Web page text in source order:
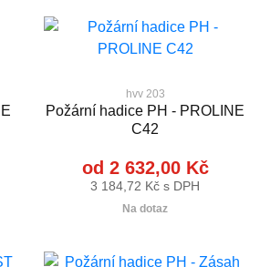
hvv 203
Požární hadice PH - PROLINE
C42
od 2 632,00 Kč
3 184,72 Kč s DPH
Na dotaz